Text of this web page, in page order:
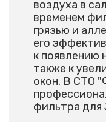
воздуха в
временем
грязью и
его
к появлению
также к
окон. В СТО
фильтра для